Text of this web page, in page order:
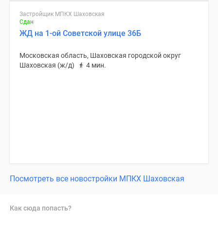
Застройщик МПКХ Шаховская
Сдан
ЖД на 1-ой Советской улице 36Б
Московская область, Шаховская городской округ
Шаховская (ж/д)
4 мин.
Посмотреть все новостройки МПКХ Шаховская
Как сюда попасть?